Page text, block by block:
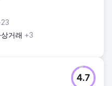
지로 이동
거래 +3
4.7